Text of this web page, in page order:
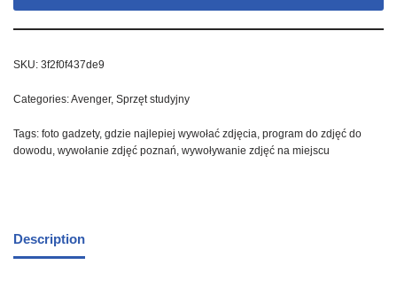
SKU: 3f2f0f437de9
Categories:Avenger, Sprzęt studyjny
Tags: foto gadzety, gdzie najlepiej wywołać zdjęcia, program do zdjęć do
dowodu, wywołanie zdjęć poznań, wywoływanie zdjęć na miejscu
Description